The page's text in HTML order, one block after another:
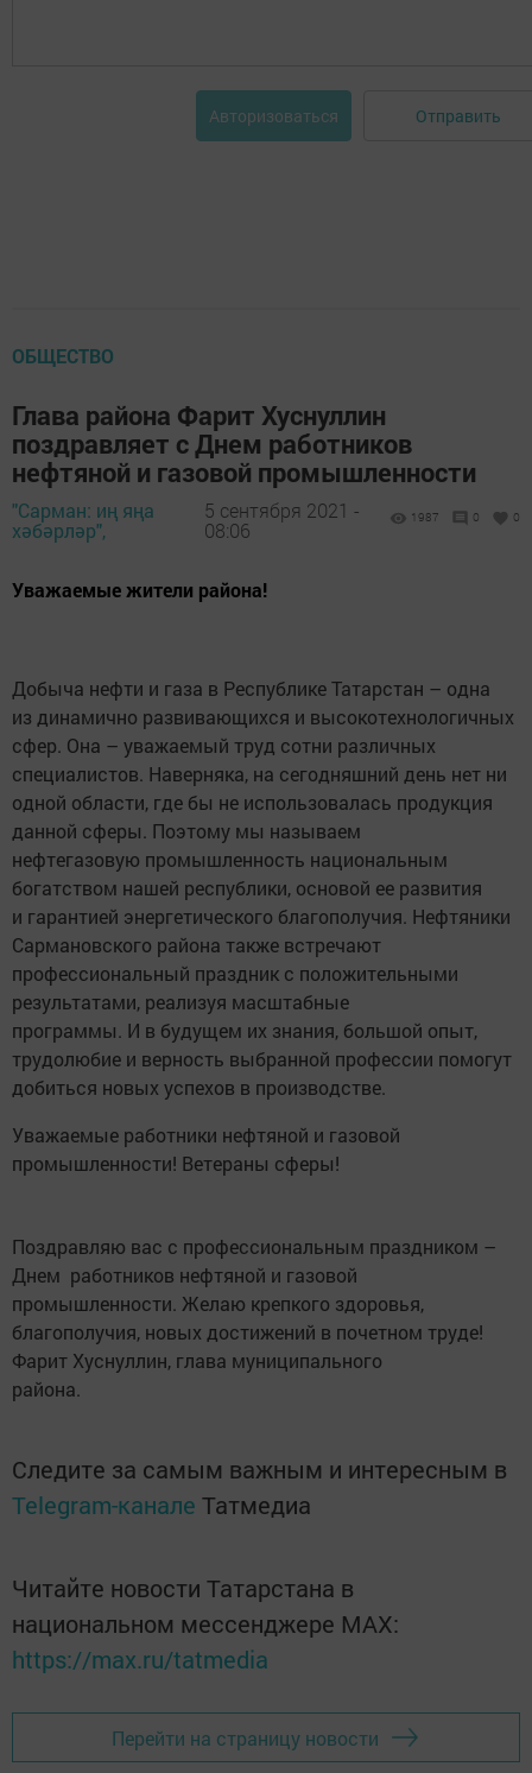
Авторизоваться Отправить
ОБЩЕСТВО
Глава района Фарит Хуснуллин
поздравляет с Днем работников
нефтяной и газовой промышленности
"Сарман: иң яңа
хәбәрләр",
5 сентября 2021 -
08:06
1987 0 0
Уважаемые жители района!
Добыча нефти и газа в Республике Татарстан – одна
из динамично развивающихся и высокотехнологичных
сфер. Она – уважаемый труд сотни различных
специалистов. Наверняка, на сегодняшний день нет ни
одной области, где бы не использовалась продукция
данной сферы. Поэтому мы называем
нефтегазовую промышленность национальным
богатством нашей республики, основой ее развития
и гарантией энергетического благополучия. Нефтяники
Сармановского района также встречают
профессиональный праздник с положительными
результатами, реализуя масштабные
программы. И в будущем их знания, большой опыт,
трудолюбие и верность выбранной профессии помогут
добиться новых успехов в производстве.
Уважаемые работники нефтяной и газовой
промышленности! Ветераны сферы!
Поздравляю вас с профессиональным праздником –
Днем работников нефтяной и газовой
промышленности. Желаю крепкого здоровья,
благополучия, новых достижений в почетном труде!
Фарит Хуснуллин, глава муниципального
района.
Следите за самым важным и интересным в
Telegram-канале Татмедиа
Читайте новости Татарстана в
национальном мессенджере MАХ:
https://max.ru/tatmedia
Перейти на страницу новости